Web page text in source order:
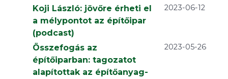
Koji László: jövőre érheti el
a mélypontot az építőipar
(podcast)
2023-06-12
Összefogás az
építőiparban: tagozatot
alapítottak az építőanyag-
2023-05-26